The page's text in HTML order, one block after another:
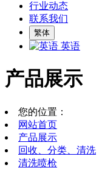
行业动态
联系我们
繁体
英语
产品展示
您的位置：
网站首页
产品展示
回收、分类、清洗
清洗喷枪